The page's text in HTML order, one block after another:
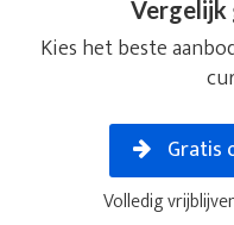
Kies het beste
Gratis
Volledig